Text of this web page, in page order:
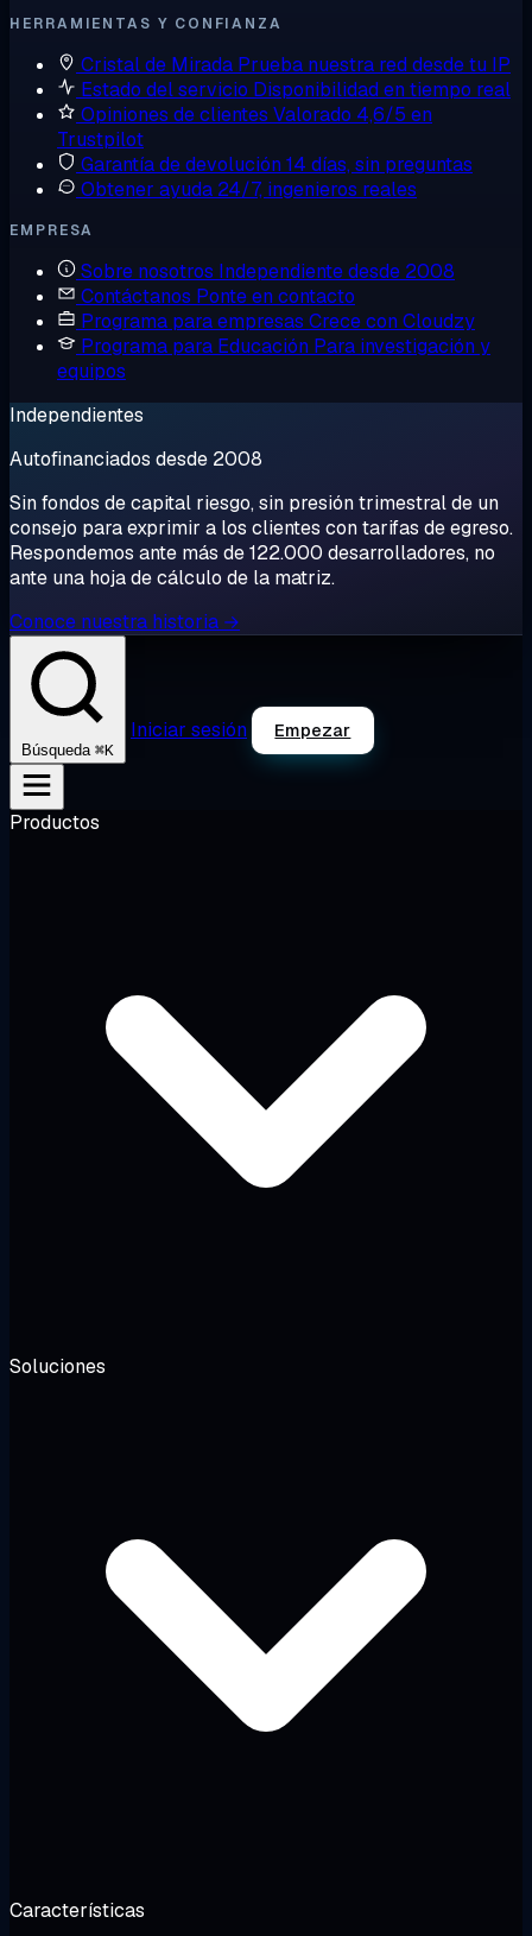
HERRAMIENTAS Y CONFIANZA
Cristal de Mirada Prueba nuestra red desde tu IP
Estado del servicio Disponibilidad en tiempo real
Opiniones de clientes Valorado 4,6/5 en
Trustpilot
Garantía de devolución 14 días, sin preguntas
Obtener ayuda 24/7, ingenieros reales
EMPRESA
Sobre nosotros Independiente desde 2008
Contáctanos Ponte en contacto
Programa para empresas Crece con Cloudzy
Programa para Educación Para investigación y
equipos
Independientes
Autofinanciados desde 2008
Sin fondos de capital riesgo, sin presión trimestral de un
consejo para exprimir a los clientes con tarifas de egreso.
Respondemos ante más de 122.000 desarrolladores, no
ante una hoja de cálculo de la matriz.
Conoce nuestra historia →
Búsqueda ⌘K
Iniciar sesión Empezar
Productos
Soluciones
Características